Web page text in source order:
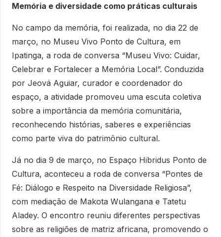
Memória e diversidade como práticas culturais
No campo da memória, foi realizada, no dia 22 de
março, no Museu Vivo Ponto de Cultura, em
Ipatinga, a roda de conversa “Museu Vivo: Cuidar,
Celebrar e Fortalecer a Memória Local”. Conduzida
por Jeová Aguiar, curador e coordenador do
espaço, a atividade promoveu uma escuta coletiva
sobre a importância da memória comunitária,
reconhecendo histórias, saberes e experiências
como parte viva do patrimônio cultural.
Já no dia 9 de março, no Espaço Hibridus Ponto de
Cultura, aconteceu a roda de conversa “Pontes de
Fé: Diálogo e Respeito na Diversidade Religiosa”,
com mediação de Makota Wulangana e Tatetu
Aladey. O encontro reuniu diferentes perspectivas
sobre as religiões de matriz africana, promovendo o